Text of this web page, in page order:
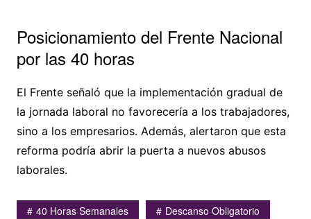
Posicionamiento del Frente Nacional
por las 40 horas
El Frente señaló que la implementación gradual de
la jornada laboral no favorecería a los trabajadores,
sino a los empresarios. Además, alertaron que esta
reforma podría abrir la puerta a nuevos abusos
laborales.
40 Horas Semanales
Descanso Obligatorio